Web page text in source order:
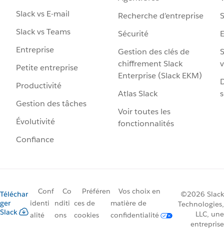
Slack vs E-mail
Slack vs Teams
Entreprise
Petite entreprise
Productivité
Gestion des tâches
Évolutivité
Confiance
Recherche d’entreprise
Sécurité
Gestion des clés de
chiffrement Slack
Enterprise (Slack EKM)
Atlas Slack
Voir toutes les
fonctionnalités
Téléchar
ger
Slack
Conf
identi
alité
Co
nditi
ons
Préféren
ces de
cookies
Vos choix en
matière de
confidentialité
©2026 Slack
Technologies,
LLC, une
entreprise